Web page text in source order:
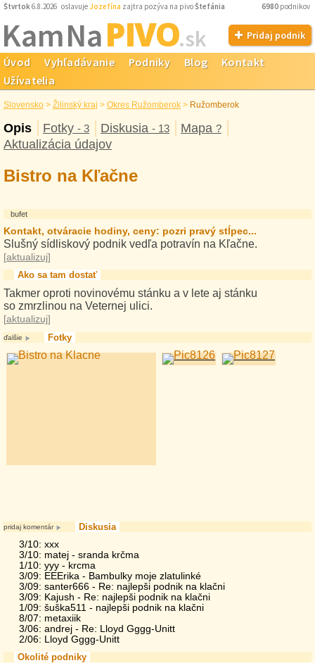
Štvrtok6.8.2026 oslavuje Jozefína zajtra pozýva na pivoŠtefánia 6980 podnikov
Kam NaPIVO.sk Pridaj podnik
Úvod Vyhľadávanie Podniky Blog
Kontakt
Užívatelia
Slovensko > Žilinský kraj > Okres Ružomberok > Ružomberok
Opis Fotky - 3 Diskusia - 13 Mapa ?
Aktualizácia údajov
Bistro na Kľačne
bufet
Kontakt, otváracie hodiny, ceny: pozri pravý stĺpec...
Slušný sídliskový podnik vedľa potravín na Kľačne.
[aktualizuj]
Ako sa tam dostať
Takmer oproti novinovému stánku a v lete aj stánku
so zmrzlinou na Veternej ulici.
[aktualizuj]
ďalšie Fotky
pridaj komentár
Diskusia
3/10: xxx
3/10: matej - sranda krčma
1/10: yyy - krcma
3/09: EEErika - Bambulky moje zlatulinké
3/09: santer666 - Re: najlepši podnik na klačni
3/09: Kajush - Re: najlepši podnik na klačni
1/09: šuška511 - najlepši podnik na klačni
8/07: metaxiik
3/06: andrej - Re: Lloyd Gggg-Unitt
2/06: Lloyd Gggg-Unitt
Okolité podniky